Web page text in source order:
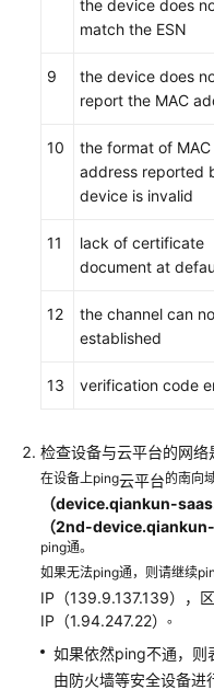
关
本
文
维
护
程
护
常
见
配
置
操
作
常
the device does
match the ESN
9
the device does
report the MAC
10
the format of MAC
address reported
device is invalid
11
lack of certificate
document at
12
the channel can
established
13 verification code
检查设备与云平台的网络
在设备上ping云平台的南向
（device.qiankun-
（2nd-
ping通。
如果无法ping通，则请继续
IP（139.9.137.139），
IP（1.94.247.22） 。
如果依然ping不通，则
由防火墙等安全设备进